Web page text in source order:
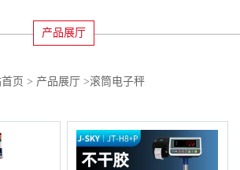
产品展厅
页 > 产品展厅 >滚筒电子秤